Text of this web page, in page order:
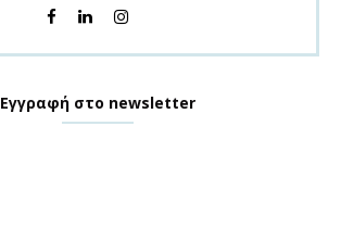
Εγγραφή στο newsletter